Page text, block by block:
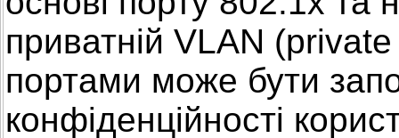
приватній VLAN
портами може бути
конфіденційності